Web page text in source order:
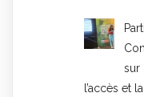
sur
l’accès et